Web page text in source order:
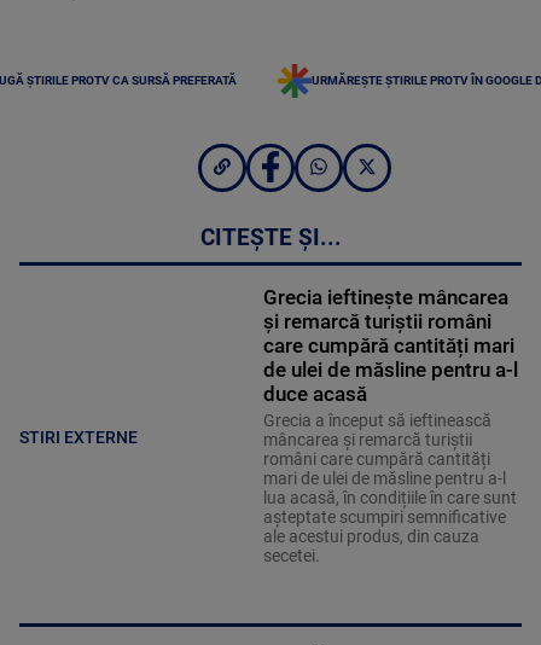
ȘTIRILE PROTV CA SURSĂ PREFERATĂ URMĂREȘTE ȘTIRILE PROTV ÎN GOOGLE
CITEȘTE ȘI...
STIRI EXTERNE
Grecia ieftinește mâncarea
și remarcă turiștii români
care cumpără cantități mari
de ulei de măsline pentru a-l
duce acasă
Grecia a început să ieftinească
mâncarea și remarcă turiștii
români care cumpără cantități
mari de ulei de măsline pentru a-l
lua acasă, în condițiile în care sunt
așteptate scumpiri semnificative
ale acestui produs, din cauza
secetei.